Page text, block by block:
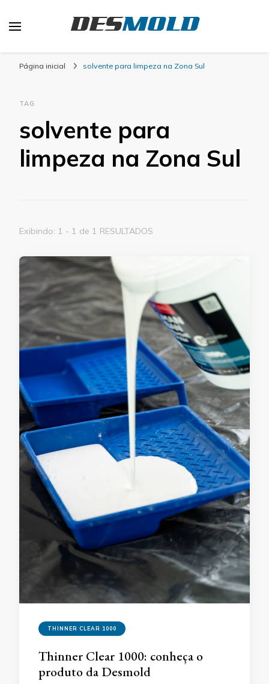
Página inicial solvente para limpeza na Zona Sul
TAG
solvente para
limpeza na Zona Sul
Exibindo: 1 - 1 de 1 RESULTADOS
THINNER CLEAR 1000
Thinner Clear 1000: conheça o
produto da Desmold